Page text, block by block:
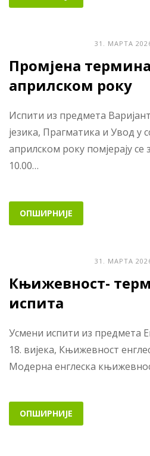
31. МАРТА
Промјена
априлском року
Испити из предмета
језика, Прагматика и Увод у
априлском року помјерају се
10.00…
ОПШИРНИЈЕ
31. МАРТА
Књижевност-
испита
Усмени испити из предмета
18. вијека, Књижевност
Модерна енглеска
ОПШИРНИЈЕ